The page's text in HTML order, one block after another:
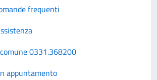
frequenti
0331.368200
appuntamento